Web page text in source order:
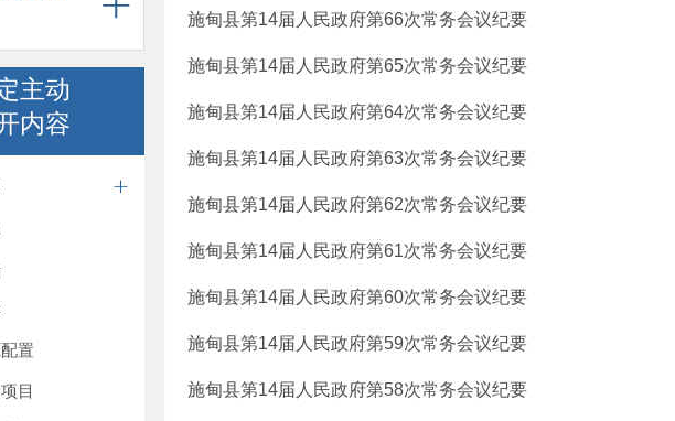
主动
内容
置
目
施甸县第14届人民政府第66次常务会议纪要
施甸县第14届人民政府第65次常务会议纪要
施甸县第14届人民政府第64次常务会议纪要
施甸县第14届人民政府第63次常务会议纪要
施甸县第14届人民政府第62次常务会议纪要
施甸县第14届人民政府第61次常务会议纪要
施甸县第14届人民政府第60次常务会议纪要
施甸县第14届人民政府第59次常务会议纪要
施甸县第14届人民政府第58次常务会议纪要